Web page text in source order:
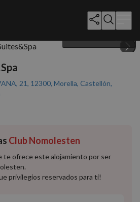
21, 12300, Morella, Castellón,
Club Nomolesten
te ofrece este alojamiento por ser
privilegios reservados para ti!